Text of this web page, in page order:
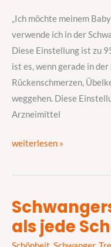
„Ich möchte meinem
verwende ich in der
Diese Einstellung ist zu
ist es, wenn gerade in
Rückenschmerzen,
weggehen. Diese
Arzneimittel
sind
erlaubt?
weiterlesen »
als jede
Schwangerschaft
–